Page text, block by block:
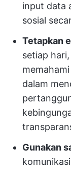
input data
sosial
Tetapkan
setiap
dalam
Gunakan